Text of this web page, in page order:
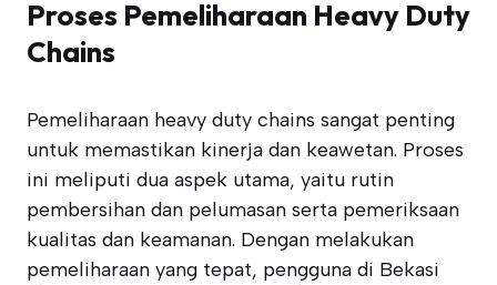
Proses Pemeliharaan Heavy Duty
Chains
Pemeliharaan heavy duty chains sangat penting
untuk memastikan kinerja dan keawetan. Proses
ini meliputi dua aspek utama, yaitu rutin
pembersihan dan pelumasan serta pemeriksaan
kualitas dan keamanan. Dengan melakukan
pemeliharaan yang tepat, pengguna di Bekasi